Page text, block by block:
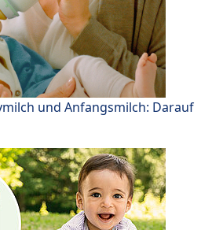
und Anfangsmilch: Darauf